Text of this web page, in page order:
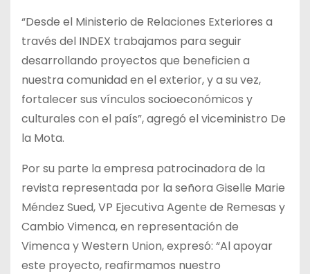
“Desde el Ministerio de Relaciones Exteriores a
través del INDEX trabajamos para seguir
desarrollando proyectos que beneficien a
nuestra comunidad en el exterior, y a su vez,
fortalecer sus vínculos socioeconómicos y
culturales con el país”, agregó el viceministro De
la Mota.
Por su parte la empresa patrocinadora de la
revista representada por la señora Giselle Marie
Méndez Sued, VP Ejecutiva Agente de Remesas y
Cambio Vimenca, en representación de
Vimenca y Western Union, expresó: “Al apoyar
este proyecto, reafirmamos nuestro